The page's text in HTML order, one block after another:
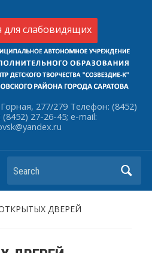
для слабовидящих
277/279 Телефон: (8452)
27-26-45; e-mail:
Search
ДВЕРЕЙ